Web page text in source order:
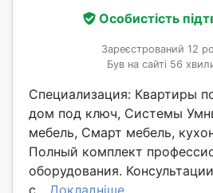
Особистість
Зареєстрований 12
Був на сайті 56
Специализация: Квартиры
дом под ключ, Системы
мебель, Смарт мебель,
Полный комплект
оборудования.
с... Докладніше